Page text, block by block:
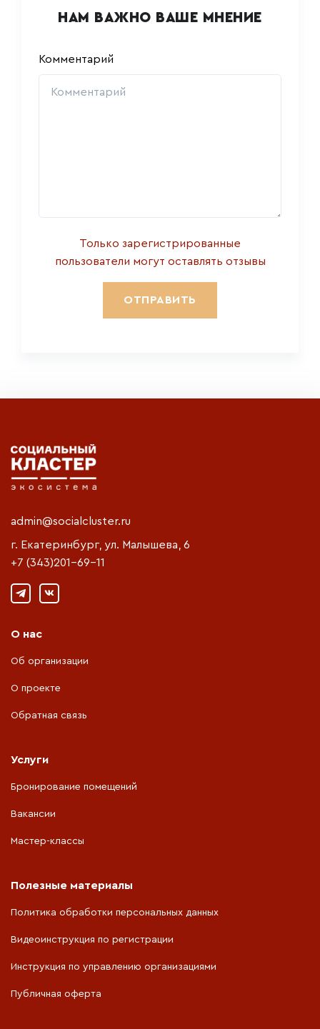
НАМ ВАЖНО ВАШЕ МНЕНИЕ
Комментарий
Только зарегистрированные
пользователи могут оставлять отзывы
admin@socialcluster.ru
г. Екатеринбург, ул. Малышева, 6
+7 (343)201-69-11
О нас
Об организации
О проекте
Обратная связь
Услуги
Бронирование помещений
Вакансии
Мастер-классы
Полезные материалы
Политика обработки персональных данных
Видеоинструкция по регистрации
Инструкция по управлению организациями
Публичная оферта